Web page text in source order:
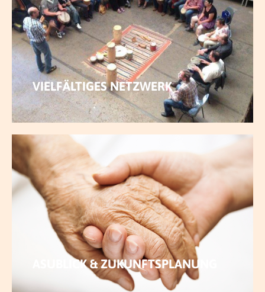
VIELFÄLTIGES NETZWERK
MEHR ERFAHREN
ASUBLICK & ZUKUNFTSPLANUNG
MEHR ERFAHREN